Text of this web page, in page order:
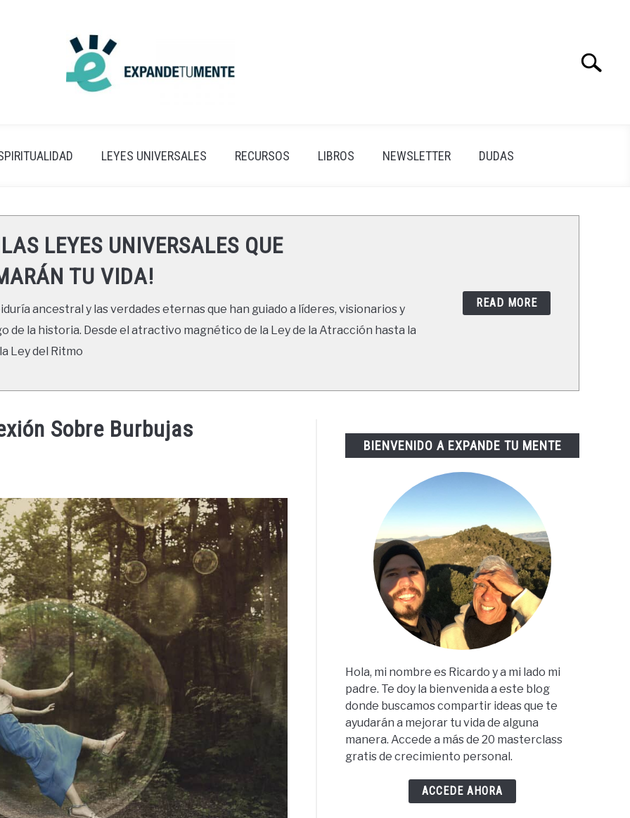
Search
LEYES UNIVERSALES RECURSOS LIBROS NEWSLETTER DUDAS
LEYES UNIVERSALES QUE
TU VIDA!
ancestral y las verdades eternas que han guiado a líderes, visionarios y
de la historia. Desde el atractivo magnético de la Ley de la Atracción hasta la
Ley del Ritmo
READ MORE
Sobre Burbujas
BIENVENIDO A EXPANDE TU MENTE
Hola, mi nombre es Ricardo y a mi lado mi
padre. Te doy la bienvenida a este blog
donde buscamos compartir ideas que te
ayudarán a mejorar tu vida de alguna
manera. Accede a más de 20 masterclass
gratis de crecimiento personal.
ACCEDE AHORA